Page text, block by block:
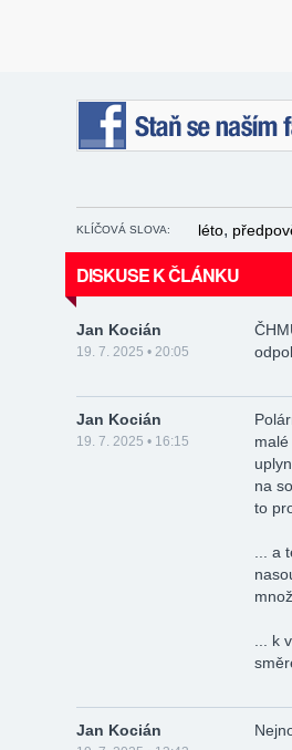
KLÍČOVÁ SLOVA: léto,
DISKUSE K ČLÁNKU
Jan Kocián
19. 7. 2025 • 20:05
Jan Kocián
19. 7. 2025 • 16:15
na
to
... a
... k
Jan Kocián